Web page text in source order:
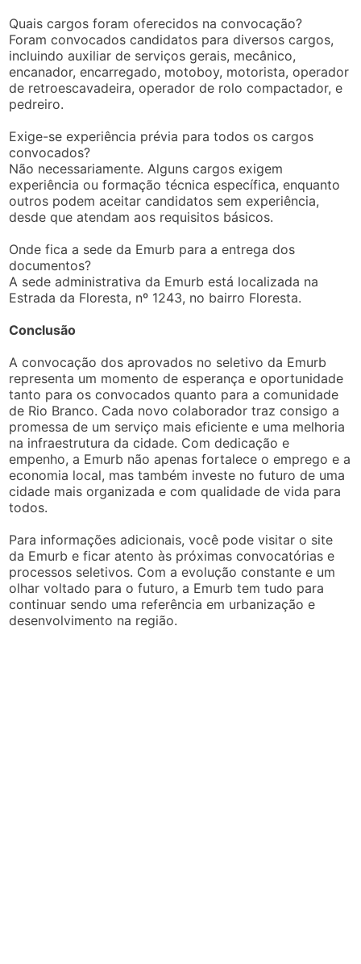
Quais cargos foram oferecidos na convocação?
Foram convocados candidatos para diversos cargos,
incluindo auxiliar de serviços gerais, mecânico,
encanador, encarregado, motoboy, motorista, operador
de retroescavadeira, operador de rolo compactador, e
pedreiro.
Exige-se experiência prévia para todos os cargos
convocados?
Não necessariamente. Alguns cargos exigem
experiência ou formação técnica específica, enquanto
outros podem aceitar candidatos sem experiência,
desde que atendam aos requisitos básicos.
Onde fica a sede da Emurb para a entrega dos
documentos?
A sede administrativa da Emurb está localizada na
Estrada da Floresta, nº 1243, no bairro Floresta.
Conclusão
A convocação dos aprovados no seletivo da Emurb
representa um momento de esperança e oportunidade
tanto para os convocados quanto para a comunidade
de Rio Branco. Cada novo colaborador traz consigo a
promessa de um serviço mais eficiente e uma melhoria
na infraestrutura da cidade. Com dedicação e
empenho, a Emurb não apenas fortalece o emprego e a
economia local, mas também investe no futuro de uma
cidade mais organizada e com qualidade de vida para
todos.
Para informações adicionais, você pode visitar o site
da Emurb e ficar atento às próximas convocatórias e
processos seletivos. Com a evolução constante e um
olhar voltado para o futuro, a Emurb tem tudo para
continuar sendo uma referência em urbanização e
desenvolvimento na região.